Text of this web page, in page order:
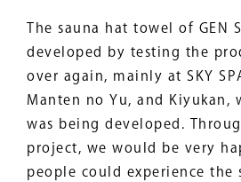
The sauna hat towel of GEN
developed by testing the
over again, mainly at SKY
Manten no Yu, and Kiyukan,
was being developed.
project, we would be very
people could experience the